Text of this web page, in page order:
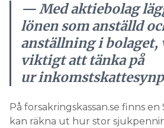
— Med aktiebolag
lönen som anställd
anställning i bolaget,
viktigt att tänka på
ur
På forsakringskassan.se finns
kan räkna ut hur stor